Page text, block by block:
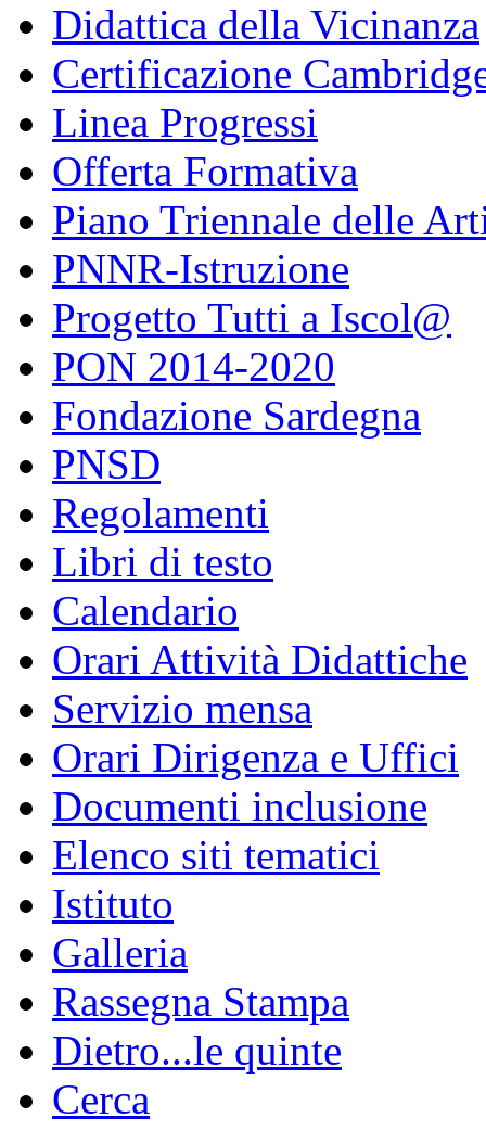
Didattica della Vicinanza
Certificazione
Linea Progressi
Offerta Formativa
Piano Triennale delle
PNNR-Istruzione
Progetto Tutti a Iscol@
PON 2014-2020
Fondazione Sardegna
PNSD
Regolamenti
Libri di testo
Calendario
Orari Attività Didattiche
Servizio mensa
Orari Dirigenza e Uffici
Documenti inclusione
Elenco siti tematici
Istituto
Galleria
Rassegna Stampa
Dietro...le quinte
Cerca